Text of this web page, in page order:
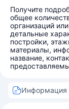
Получите
общее
организаций
детальные
постройки,
материалы,
название,
Информация